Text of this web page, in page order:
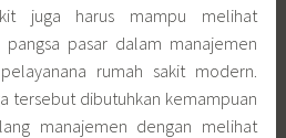
juga harus mampu melihat
pasar dalam manajemen
rumah sakit modern.
tersebut dibutuhkan kemampuan
manajemen dengan melihat